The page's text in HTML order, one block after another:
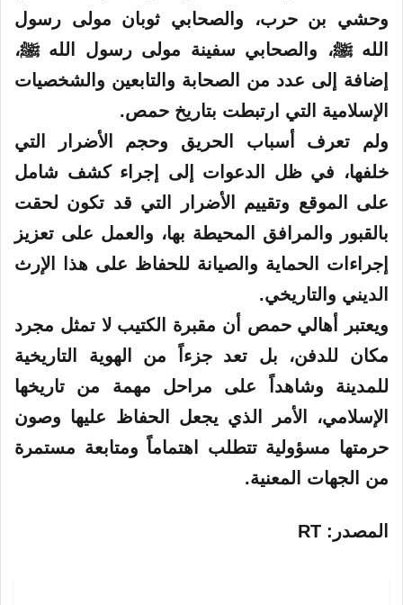
وحشي بن حرب، والصحابي ثوبان مولى رسول
الله ﷺ، والصحابي سفينة مولى رسول الله ﷺ،
إضافة إلى عدد من الصحابة والتابعين والشخصيات
الإسلامية
التي ارتبطت بتاريخ حمص.
ولم تعرف أسباب الحريق وحجم الأضرار التي
خلفها، في ظل الدعوات إلى إجراء كشف شامل
على الموقع وتقييم الأضرار التي قد تكون لحقت
بالقبور والمرافق المحيطة بها، والعمل على تعزيز
إجراءات الحماية والصيانة للحفاظ على هذا الإرث
الديني والتاريخي.
ويعتبر أهالي حمص أن مقبرة الكتيب لا تمثل مجرد
مكان للدفن، بل تعد جزءاً من الهوية التاريخية
للمدينة وشاهداً على مراحل مهمة من تاريخها
الإسلامي، الأمر الذي يجعل الحفاظ عليها وصون
حرمتها مسؤولية تتطلب اهتماماً ومتابعة مستمرة
من الجهات المعنية.
المصدر : RT